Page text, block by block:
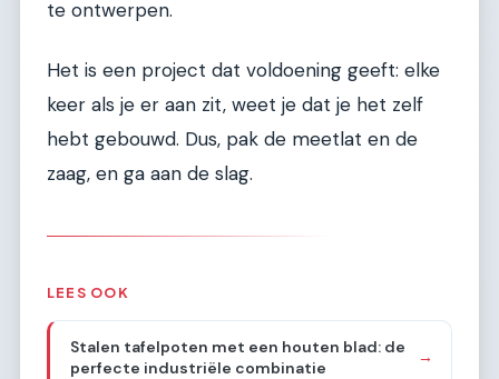
te ontwerpen.
Het is een project dat voldoening geeft: elke
keer als je er aan zit, weet je dat je het zelf
hebt gebouwd. Dus, pak de meetlat en de
zaag, en ga aan de slag.
LEES OOK
Stalen tafelpoten met een houten blad: de
perfecte industriële combinatie
→